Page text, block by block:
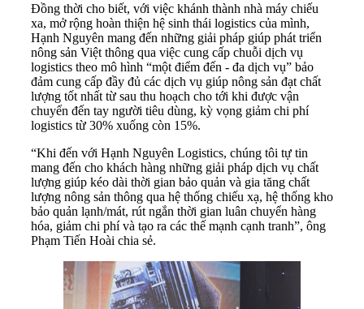
Đồng thời cho biết, với việc khánh thành nhà máy chiếu
xa, mở rộng hoàn thiện hệ sinh thái logistics của mình,
Hạnh Nguyên mang đến những giải pháp giúp phát triển
nông sản Việt thông qua việc cung cấp chuỗi dịch vụ
logistics theo mô hình “một điểm đến - đa dịch vụ” bảo
đảm cung cấp đầy đủ các dịch vụ giúp nông sản đạt chất
lượng tốt nhất từ sau thu hoạch cho tới khi được vận
chuyển đến tay người tiêu dùng, kỳ vọng giảm chi phí
logistics từ 30% xuống còn 15%.
“Khi đến với Hạnh Nguyên Logistics, chúng tôi tự tin
mang đến cho khách hàng những giải pháp dịch vụ chất
lượng giúp kéo dài thời gian bảo quản và gia tăng chất
lượng nông sản thông qua hệ thống chiếu xạ, hệ thống kho
bảo quản lạnh/mát, rút ngắn thời gian luân chuyển hàng
hóa, giảm chi phí và tạo ra các thế mạnh cạnh tranh”, ông
Phạm Tiến Hoài chia sẻ.